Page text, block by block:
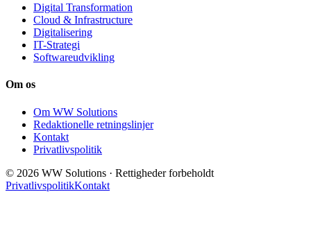
Digital Transformation
Cloud & Infrastructure
Digitalisering
IT-Strategi
Softwareudvikling
Om os
Om WW Solutions
Redaktionelle retningslinjer
Kontakt
Privatlivspolitik
© 2026 WW Solutions · Rettigheder forbeholdt
PrivatlivspolitikKontakt